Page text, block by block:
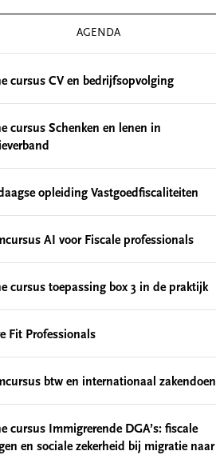
AGENDA
cursus CV en bedrijfsopvolging
cursus Schenken en lenen in
opleiding Vastgoedfiscaliteiten
AI voor Fiscale professionals
cursus toepassing box 3 in de praktijk
Fit Professionals
btw en internationaal zakendoen
cursus Immigrerende DGA’s: fiscale
en sociale zekerheid bij migratie naar